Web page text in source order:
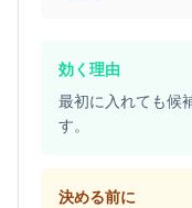
効く理由
最初に入れても候
す。
決める前に